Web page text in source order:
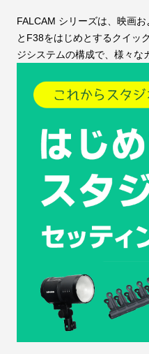
FALCAM シリーズは、映画
とF38をはじめとするクイッ
ジシステムの構成で、様々な